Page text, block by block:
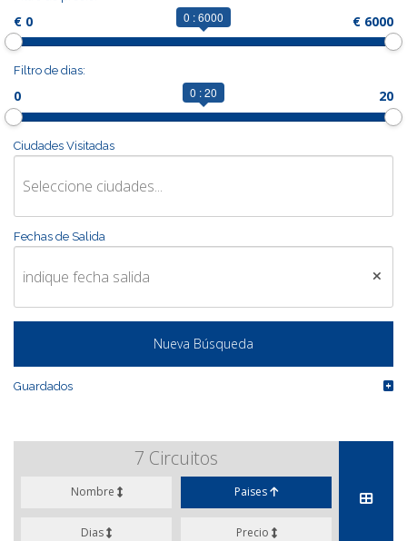
COMPRAR
CONTACTO
MÁS
€ 0 € 6000
0 : 6000
Filtro de dias:
0 20
0 : 20
Ciudades Visitadas
Fechas de Salida
Guardados
7 Circuitos
Nombre Paises
Dias Precio